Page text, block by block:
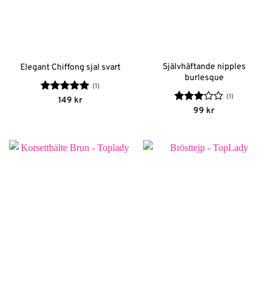
Elegant Chiffong sjal svart
Betygsatt5
(1)
149 kr
Självhäftande nipples
burlesque
Betygsatt
(1)
99 kr